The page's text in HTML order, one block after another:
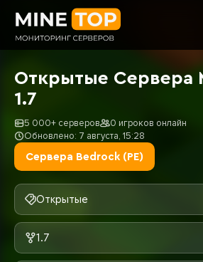
Открытые Сервера
1.7
5 000+ серверов
0 игроков онлайн
Обновлено: 7 августа, 15:28
Сервера Bedrock (PE)
Открытые
1.7